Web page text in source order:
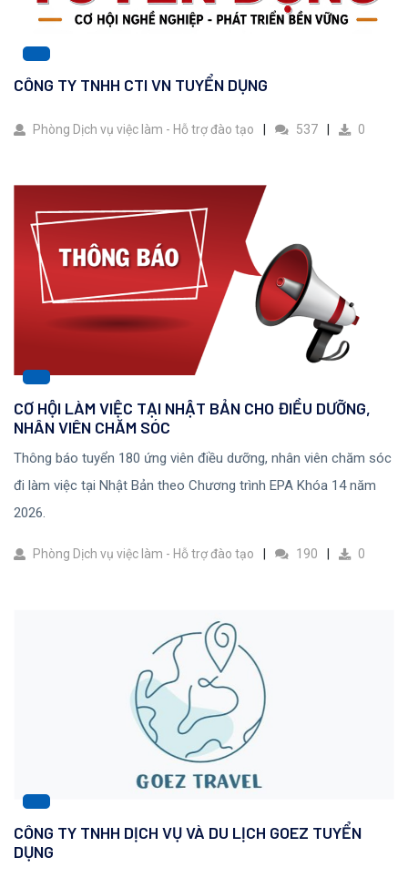
CÔNG TY TNHH CTI VN TUYỂN DỤNG
Phòng Dịch vụ việc làm - Hỗ trợ đào tạo 537 0
CƠ HỘI LÀM VIỆC TẠI NHẬT BẢN CHO ĐIỀU DƯỠNG,
NHÂN VIÊN CHĂM SÓC
Thông báo tuyển 180 ứng viên điều dưỡng, nhân viên chăm sóc
đi làm việc tại Nhật Bản theo Chương trình EPA Khóa 14 năm
2026.
Phòng Dịch vụ việc làm - Hỗ trợ đào tạo 190 0
CÔNG TY TNHH DỊCH VỤ VÀ DU LỊCH GOEZ TUYỂN
DỤNG